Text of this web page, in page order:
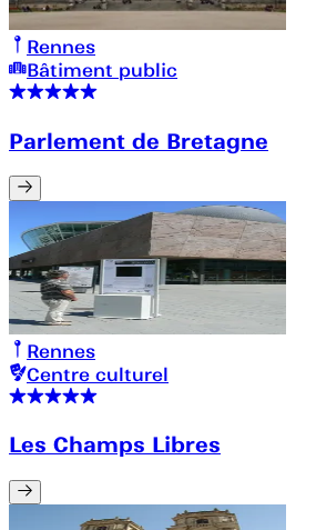
Rennes
Bâtiment public
Parlement de Bretagne
Rennes
Centre culturel
Les Champs Libres